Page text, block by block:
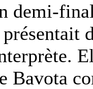
demi-
Bavota